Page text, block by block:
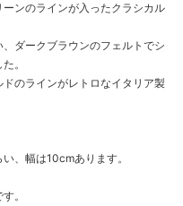
ンのラインが入ったクラシカル
ダークブラウンのフェルトでシ
。
のラインがレトロなイタリア製
、幅は10cmあります。
。